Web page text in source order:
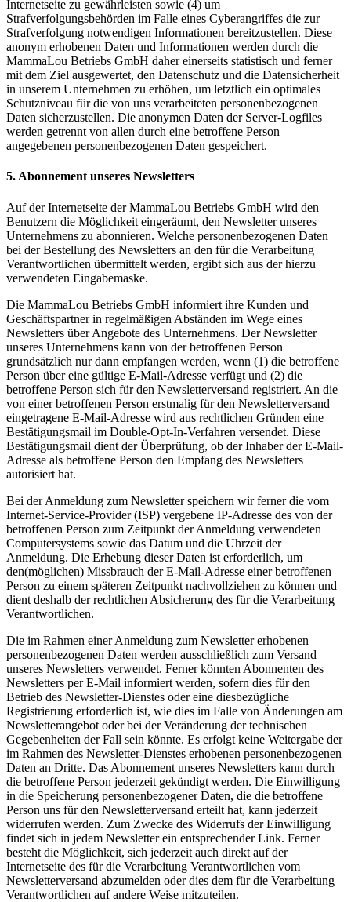
Internetseite zu gewährleisten sowie (4) um
Strafverfolgungsbehörden im Falle eines Cyberangriffes die zur
Strafverfolgung notwendigen Informationen bereitzustellen. Diese
anonym erhobenen Daten und Informationen werden durch die
MammaLou Betriebs GmbH daher einerseits statistisch und ferner
mit dem Ziel ausgewertet, den Datenschutz und die Datensicherheit
in unserem Unternehmen zu erhöhen, um letztlich ein optimales
Schutzniveau für die von uns verarbeiteten personenbezogenen
Daten sicherzustellen. Die anonymen Daten der Server-Logfiles
werden getrennt von allen durch eine betroffene Person
angegebenen personenbezogenen Daten gespeichert.
5. Abonnement unseres Newsletters
Auf der Internetseite der MammaLou Betriebs GmbH wird den
Benutzern die Möglichkeit eingeräumt, den Newsletter unseres
Unternehmens zu abonnieren. Welche personenbezogenen Daten
bei der Bestellung des Newsletters an den für die Verarbeitung
Verantwortlichen übermittelt werden, ergibt sich aus der hierzu
verwendeten Eingabemaske.
Die MammaLou Betriebs GmbH informiert ihre Kunden und
Geschäftspartner in regelmäßigen Abständen im Wege eines
Newsletters über Angebote des Unternehmens. Der Newsletter
unseres Unternehmens kann von der betroffenen Person
grundsätzlich nur dann empfangen werden, wenn (1) die betroffene
Person über eine gültige E-Mail-Adresse verfügt und (2) die
betroffene Person sich für den Newsletterversand registriert. An die
von einer betroffenen Person erstmalig für den Newsletterversand
eingetragene E-Mail-Adresse wird aus rechtlichen Gründen eine
Bestätigungsmail im Double-Opt-In-Verfahren versendet. Diese
Bestätigungsmail dient der Überprüfung, ob der Inhaber der E-Mail-
Adresse als betroffene Person den Empfang des Newsletters
autorisiert hat.
Bei der Anmeldung zum Newsletter speichern wir ferner die vom
Internet-Service-Provider (ISP) vergebene IP-Adresse des von der
betroffenen Person zum Zeitpunkt der Anmeldung verwendeten
Computersystems sowie das Datum und die Uhrzeit der
Anmeldung. Die Erhebung dieser Daten ist erforderlich, um
den(möglichen) Missbrauch der E-Mail-Adresse einer betroffenen
Person zu einem späteren Zeitpunkt nachvollziehen zu können und
dient deshalb der rechtlichen Absicherung des für die Verarbeitung
Verantwortlichen.
Die im Rahmen einer Anmeldung zum Newsletter erhobenen
personenbezogenen Daten werden ausschließlich zum Versand
unseres Newsletters verwendet. Ferner könnten Abonnenten des
Newsletters per E-Mail informiert werden, sofern dies für den
Betrieb des Newsletter-Dienstes oder eine diesbezügliche
Registrierung erforderlich ist, wie dies im Falle von Änderungen am
Newsletterangebot oder bei der Veränderung der technischen
Gegebenheiten der Fall sein könnte. Es erfolgt keine Weitergabe der
im Rahmen des Newsletter-Dienstes erhobenen personenbezogenen
Daten an Dritte. Das Abonnement unseres Newsletters kann durch
die betroffene Person jederzeit gekündigt werden. Die Einwilligung
in die Speicherung personenbezogener Daten, die die betroffene
Person uns für den Newsletterversand erteilt hat, kann jederzeit
widerrufen werden. Zum Zwecke des Widerrufs der Einwilligung
findet sich in jedem Newsletter ein entsprechender Link. Ferner
besteht die Möglichkeit, sich jederzeit auch direkt auf der
Internetseite des für die Verarbeitung Verantwortlichen vom
Newsletterversand abzumelden oder dies dem für die Verarbeitung
Verantwortlichen auf andere Weise mitzuteilen.